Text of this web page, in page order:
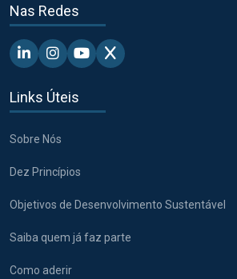
Nas Redes
Linkedin - Pacto Global BR
Instagram - Pacto Global BR
Youtube - Pacto Global BR
X - Pacto Global BR
Links Úteis
Sobre Nós
Dez Princípios
Objetivos de Desenvolvimento Sustentável
Saiba quem já faz parte
Como aderir